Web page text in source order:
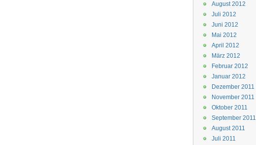
August 2012
Juli 2012
Juni 2012
Mai 2012
April 2012
März 2012
Februar 2012
Januar 2012
Dezember 2011
November 2011
Oktober 2011
September 2011
August 2011
Juli 2011